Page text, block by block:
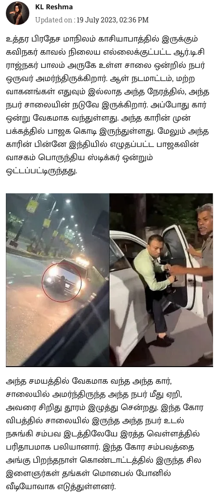
KL Reshma
Updated on :19 July 2023, 02:36 PM
உத்தர பிரதேச மாநிலம் காசியாபாத்தில் இருக்கும்
கவிநகர் காவல் நிலைய எல்லைக்குட்பட்ட ஆர்.டி.சி
ராஜ்நகர் பாலம் அருகே உள்ள சாலை ஒன்றில் நபர்
ஒருவர் அமர்ந்திருக்கிறார். ஆள் நடமாட்டம், மற்ற
வாகனங்கள் எதுவும் இல்லாத அந்த நேரத்தில், அந்த
நபர் சாலையின் நடுவே இருக்கிறார். அப்போது கார்
ஒன்று வேகமாக வந்துள்ளது. அந்த காரின் முன்
பக்கத்தில் பாஜக கொடி இருந்துள்ளது. மேலும் அந்த
காரின் பின்னே இந்தியில் எழுதப்பட்ட பாஜகவின்
வாசகம் பொருந்திய ஸ்டிக்கர் ஒன்றும்
ஒட்டப்பட்டிருந்தது.
அந்த சமயத்தில் வேகமாக வந்த அந்த கார்,
சாலையில் அமர்ந்திருந்த அந்த நபர் மீது ஏறி,
அவரை சிறிது தூரம் இழுத்து சென்றது. இந்த கோர
விபத்தில் சாலையில் இருந்த அந்த நபர் உடல்
நசுங்கி சம்பவ இடத்திலேயே இரத்த வெள்ளத்தில்
பரிதாபமாக பலியானார். இந்த கோர சம்பவத்தை
அங்கு பிறந்தநாள் கொண்டாட்டத்தில் இருந்த சில
இளைஞர்கள் தங்கள் மொபைல் போனில்
வீடியோவாக எடுத்துள்ளனர்.